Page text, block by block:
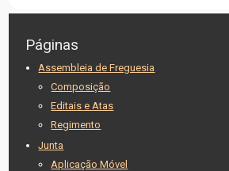
Páginas
Assembleia de Freguesia
Composição
Editais e Atas
Regimento
Junta
Aplicação Móvel